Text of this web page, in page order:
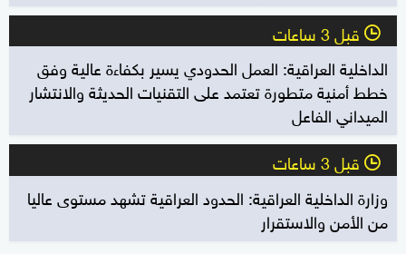
l قبل 3 ساعات
الداخلية العراقية: العمل الحدودي يسير بكفاءة عالية وفق
خطط أمنية متطورة تعتمد على التقنيات الحديثة والانتشار
الميداني الفاعل
l قبل 3 ساعات
وزارة الداخلية العراقية: الحدود العراقية تشهد مستوى عاليا
من الأمن والاستقرار